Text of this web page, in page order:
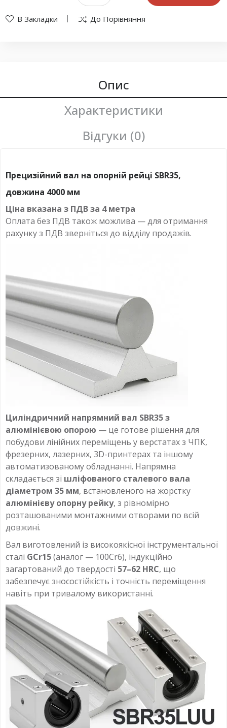
В Закладки До Порівняння
Опис
Характеристики
Відгуки (0)
Прецизійний вал на опорній рейці SBR35,
довжина 4000 мм
Ціна вказана з ПДВ за 4 метра
Оплата без ПДВ також можлива — для отримання
рахунку з ПДВ зверніться до відділу продажів.
Циліндричний напрямний вал SBR35 з
алюмінієвою опорою — це готове рішення для
побудови лінійних переміщень у верстатах з ЧПК,
фрезерних, лазерних, 3D-принтерах та іншому
автоматизованому обладнанні. Напрямна
складається зі шліфованого сталевого вала
діаметром 35 мм, встановленого на жорстку
алюмінієву опорну рейку, з рівномірно
розташованими монтажними отворами по всій
довжині.
Вал виготовлений із високоякісної інструментальної
сталі GCr15(аналог — 100Cr6), індукційно
загартований до твердості 57–62 HRC, що
забезпечує зносостійкість і точність переміщення
навіть при тривалому використанні.